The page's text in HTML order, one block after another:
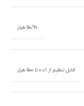
50/60 هرتز
قابل تنظیم از 0.01 تا 500 هرتز